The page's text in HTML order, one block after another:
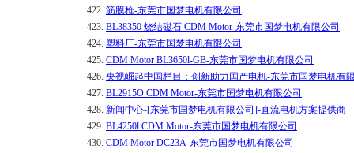
422. 筋膜枪-东莞市国梦电机有限公司
423. BL38350 烧结磁石 CDM Motor-东莞市国梦电机有限公司
424. 塑料厂-东莞市国梦电机有限公司
425. CDM Motor BL3650l-GB-东莞市国梦电机有限公司
426. 央视崛起中国栏目：创新助力国产电机-东莞市国梦电机有
427. BL2915O CDM Motor-东莞市国梦电机有限公司
428. 新闻中心-[东莞市国梦电机有限公司]-直流电机方案提供商
429. BL4250l CDM Motor-东莞市国梦电机有限公司
430. CDM Motor DC23A-东莞市国梦电机有限公司